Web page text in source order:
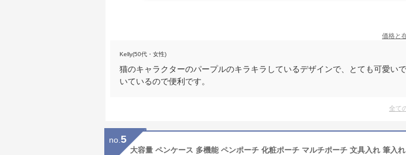
価格と
Kelly(50代・女性)
猫のキャラクターのパープルのキラキラしているデザインで、とても可愛い
いているので便利です。
全て
no. 5